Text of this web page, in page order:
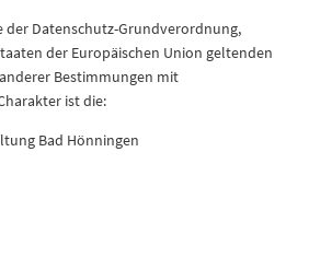
der Datenschutz-Grundverordnung,
der Europäischen Union geltenden
Bestimmungen mit
ist die:
Bad Hönningen